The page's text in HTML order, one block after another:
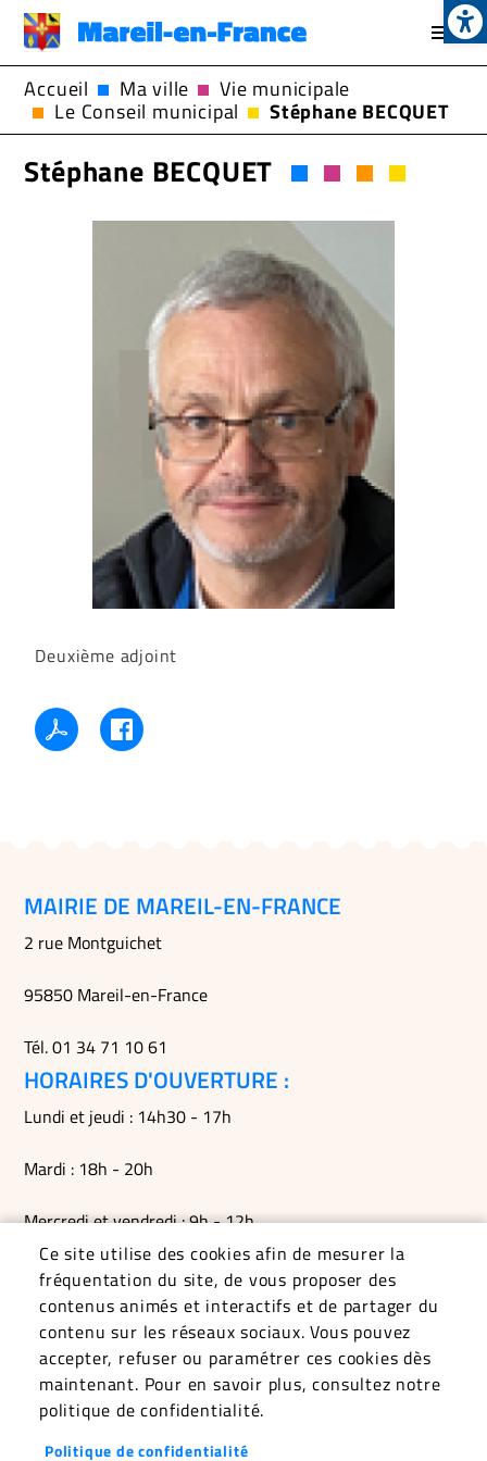
au
contenu
principal
Accueil Ma ville Vie municipale
Le Conseil municipal Stéphane BECQUET
Stéphane BECQUET
Deuxième adjoint
Ce site utilise des cookies afin de mesurer la
fréquentation du site, de vous proposer des
contenus animés et interactifs et de partager du
contenu sur les réseaux sociaux. Vous pouvez
accepter, refuser ou paramétrer ces cookies dès
maintenant. Pour en savoir plus, consultez notre
politique de confidentialité.
Politique de confidentialité
MAIRIE DE MAREIL-EN-FRANCE
2 rue Montguichet
95850 Mareil-en-France
Tél. 01 34 71 10 61
HORAIRES D'OUVERTURE :
Lundi et jeudi : 14h30 - 17h
Mardi : 18h - 20h
Mercredi et vendredi : 9h - 12h
Permanences du maire le mardi soir, le vendredi matin et
sur RDV